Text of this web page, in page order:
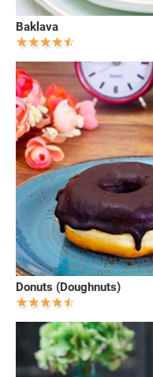
Baklava
Donuts (Doughnuts)